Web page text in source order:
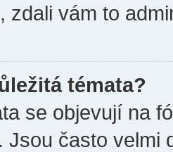
zdali vám to
témata?
se objevují na
Jsou často velmi